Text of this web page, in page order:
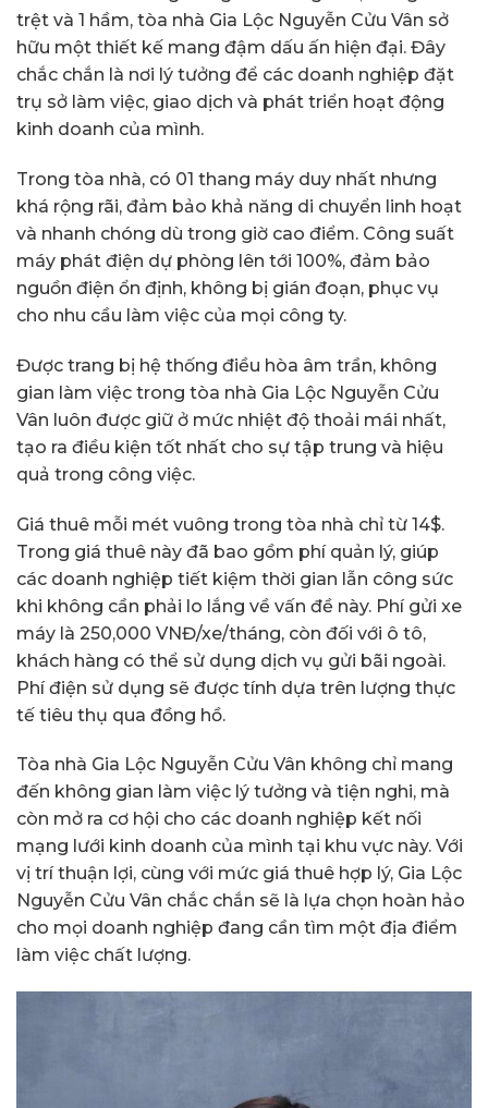
trệt và 1 hầm, tòa nhà Gia Lộc Nguyễn Cửu Vân sở
hữu một thiết kế mang đậm dấu ấn hiện đại. Đây
chắc chắn là nơi lý tưởng để các doanh nghiệp đặt
trụ sở làm việc, giao dịch và phát triển hoạt động
kinh doanh của mình.
Trong tòa nhà, có 01 thang máy duy nhất nhưng
khá rộng rãi, đảm bảo khả năng di chuyển linh hoạt
và nhanh chóng dù trong giờ cao điểm. Công suất
máy phát điện dự phòng lên tới 100%, đảm bảo
nguồn điện ổn định, không bị gián đoạn, phục vụ
cho nhu cầu làm việc của mọi công ty.
Được trang bị hệ thống điều hòa âm trần, không
gian làm việc trong tòa nhà Gia Lộc Nguyễn Cửu
Vân luôn được giữ ở mức nhiệt độ thoải mái nhất,
tạo ra điều kiện tốt nhất cho sự tập trung và hiệu
quả trong công việc.
Giá thuê mỗi mét vuông trong tòa nhà chỉ từ 14$.
Trong giá thuê này đã bao gồm phí quản lý, giúp
các doanh nghiệp tiết kiệm thời gian lẫn công sức
khi không cần phải lo lắng về vấn đề này. Phí gửi xe
máy là 250,000 VNĐ/xe/tháng, còn đối với ô tô,
khách hàng có thể sử dụng dịch vụ gửi bãi ngoài.
Phí điện sử dụng sẽ được tính dựa trên lượng thực
tế tiêu thụ qua đồng hồ.
Tòa nhà Gia Lộc Nguyễn Cửu Vân không chỉ mang
đến không gian làm việc lý tưởng và tiện nghi, mà
còn mở ra cơ hội cho các doanh nghiệp kết nối
mạng lưới kinh doanh của mình tại khu vực này. Với
vị trí thuận lợi, cùng với mức giá thuê hợp lý, Gia Lộc
Nguyễn Cửu Vân chắc chắn sẽ là lựa chọn hoàn hảo
cho mọi doanh nghiệp đang cần tìm một địa điểm
làm việc chất lượng.